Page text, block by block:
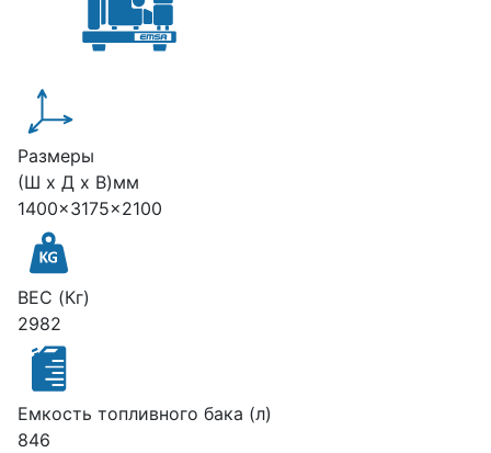
Размеры
(Ш х Д х В)мм
1400x3175x2100
ВЕС (Кг)
2982
Емкость топливного бака (л)
846